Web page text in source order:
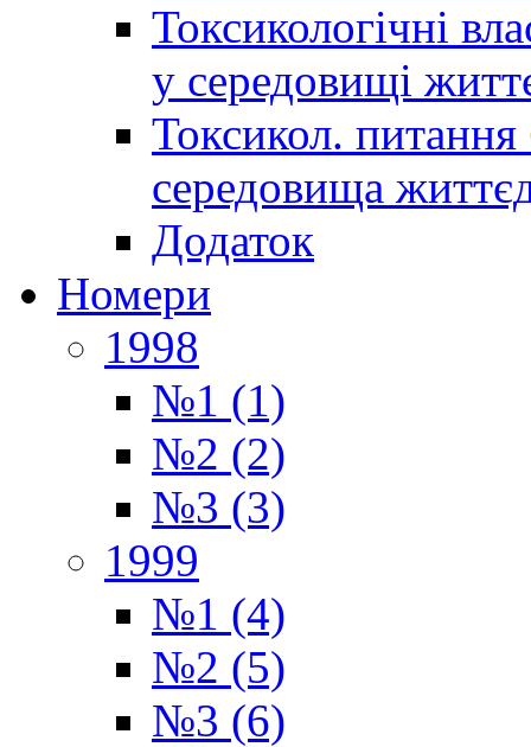
Токсикологічні
у середовищі
Токсикол. питання
середовища
Додаток
Номери
1998
№1 (1)
№2 (2)
№3 (3)
1999
№1 (4)
№2 (5)
№3 (6)